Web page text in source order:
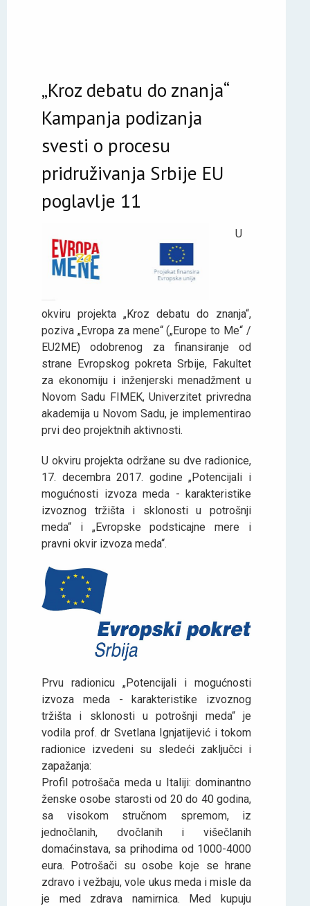
„Kroz debatu do znanja“
Kampanja podizanja
svesti o procesu
pridruživanja Srbije EU
poglavlje 11
U
okviru projekta „Kroz debatu do znanja“,
poziva „Evropa za mene“ („Europe to Me“ /
EU2ME) odobrenog za finansiranje od
strane Evropskog pokreta Srbije, Fakultet
za ekonomiju i inženjerski menadžment u
Novom Sadu FIMEK, Univerzitet privredna
akademija u Novom Sadu, je implementirao
prvi deo projektnih aktivnosti.
U okviru projekta održane su dve radionice,
17. decembra 2017. godine „Potencijali i
mogućnosti izvoza meda - karakteristike
izvoznog tržišta i sklonosti u potrošnji
meda“ i „Evropske podsticajne mere i
pravni okvir izvoza meda“.
Prvu radionicu „Potencijali i mogućnosti
izvoza meda - karakteristike izvoznog
tržišta i sklonosti u potrošnji meda“ je
vodila prof. dr Svetlana Ignjatijević i tokom
radionice izvedeni su sledeći zaključci i
zapažanja:
Profil potrošača meda u Italiji: dominantno
ženske osobe starosti od 20 do 40 godina,
sa visokom stručnom spremom, iz
jednočlanih, dvočlanih i višečlanih
domaćinstava, sa prihodima od 1000-4000
eura. Potrošači su osobe koje se hrane
zdravo i vežbaju, vole ukus meda i misle da
je med zdrava namirnica. Med kupuju